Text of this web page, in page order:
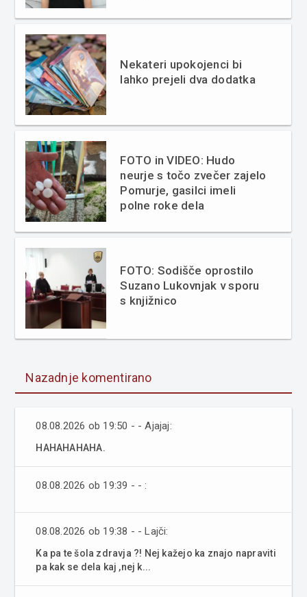
Nekateri upokojenci bi
lahko prejeli dva dodatka
FOTO in VIDEO: Hudo
neurje s točo zvečer zajelo
Pomurje, gasilci imeli
polne roke dela
FOTO: Sodišče oprostilo
Suzano Lukovnjak v sporu
s knjižnico
Nazadnje komentirano
08.08.2026 ob 19:50 - - Ajajaj:
HAHAHAHAHA.
08.08.2026 ob 19:39 - - :
08.08.2026 ob 19:38 - - Lajči:
Ka pa te šola zdravja ?! Nej kažejo ka znajo napraviti
pa kak se dela kaj ,nej k...